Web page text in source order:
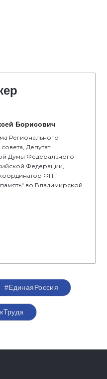
Борисович
Регионального
Депутат
Думы Федерального
Федерации,
ФПП
во Владимирской
#‎ЕдинаяРоссия